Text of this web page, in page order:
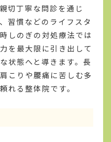
切丁寧な問診を通じ
習慣などのライフスタ
しのぎの対処療法では
を最大限に引き出して
状態へと導きます。長
こりや腰痛に苦しむ多
れる整体院です。